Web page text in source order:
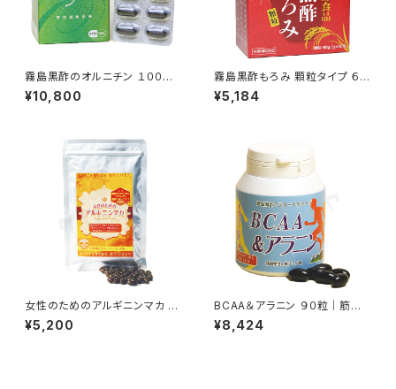
霧島黒酢のオルニチン １００粒
｜キクイモ由来のオルニチン｜
霧島黒酢
¥10,800
霧島黒酢もろみ 顆粒タイプ ６０
包｜九州産黒酢もろみ｜霧島黒
酢
¥5,184
⼥性のためのアルギニンマカ ６
０粒｜妊活・ホルモンバランス｜
霧島黒酢
¥5,200
BCAA＆アラニン ９０粒｜筋肉
系アミノ酸補給｜霧島黒酢
¥8,424